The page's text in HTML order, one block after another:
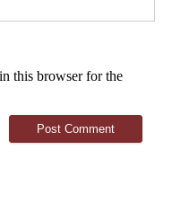
this browser for the